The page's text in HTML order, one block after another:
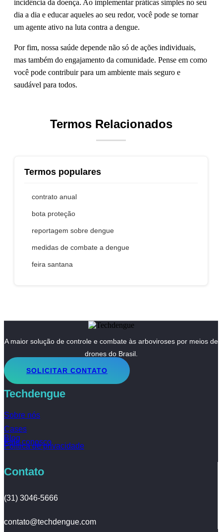
incidência da doença. Ao implementar práticas simples no seu
dia a dia e educar aqueles ao seu redor, você pode se tornar
um agente ativo na luta contra a dengue.
Por fim, nossa saúde depende não só de ações individuais,
mas também do engajamento da comunidade. Pense em como
você pode contribuir para um ambiente mais seguro e
saudável para todos.
Termos Relacionados
Termos populares
contrato anual
bota proteção
reportagem sobre dengue
medidas de combate a dengue
feira santana
A maior solução de controle e combate às arboviroses por meios de
drones do Brasil.
SOLICITAR CONTATO
Techdengue
Sobre nós
Cases
Blog
Fale conosco
Política de privacidade
Contato
(31) 3046-5666
contato@techdengue.com